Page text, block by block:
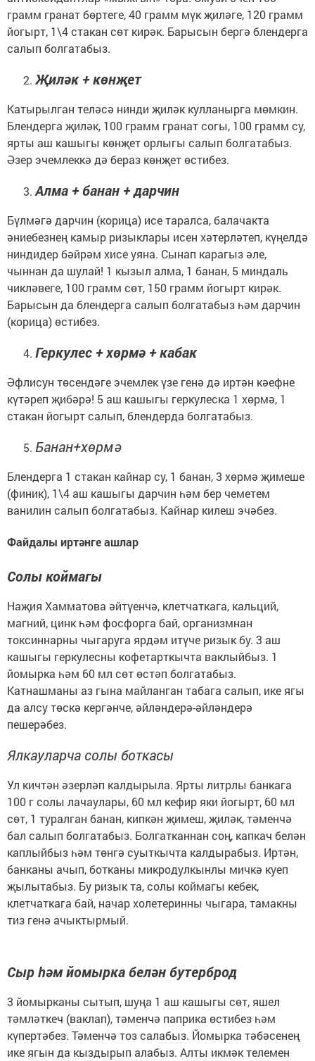
грамм гранат бөртеге, 40 грамм мүк җиләге, 120 грамм
йогырт, 1\4 стакан сөт кирәк. Барысын бергә блендерга
салып болгатабыз.
Җиләк + көнҗет
Катырылган теләсә нинди җиләк кулланырга мөмкин.
Блендерга җиләк, 100 грамм гранат согы, 100 грамм су,
ярты аш кашыгы көнҗет орлыгы салып болгатабыз.
Әзер эчемлеккә дә бераз көнҗет өстибез.
Алма + банан + дарчин
Бүлмәгә дарчин (корица) исе таралса, балачакта
әниебезнең камыр ризыклары исен хәтерләтеп, күңелдә
ниндидер бәйрәм хисе уяна. Сынап карагыз әле,
чыннан да шулай! 1 кызыл алма, 1 банан, 5 миндаль
чикләвеге, 100 грамм сөт, 150 грамм йогырт кирәк.
Барысын да блендерга салып болгатабыз һәм дарчин
(корица) өстибез.
Геркулес + хөрмә + кабак
Әфлисун төсендәге эчемлек үзе генә дә иртән кәефне
күтәреп җибәрә! 5 аш кашыгы геркулеска 1 хөрмә, 1
стакан йогырт салып, блендерда болгатабыз.
Банан+хөрмә
Блендерга 1 стакан кайнар су, 1 банан, 3 хөрмә җимеше
(финик), 1\4 аш кашыгы дарчин һәм бер чеметем
ванилин салып болгатабыз. Кайнар килеш эчәбез.
Файдалы иртәнге ашлар
Солы коймагы
Наҗия Хамматова әйтүенчә, клетчаткага, кальций,
магний, цинк һәм фосфорга бай, организмнан
токсиннарны чыгаруга ярдәм итүче ризык бу. 3 аш
кашыгы геркулесны кофетарткычта ваклыйбыз. 1
йомырка һәм 60 мл сөт өстәп болгатабыз.
Катнашманы аз гына майланган табага салып, ике ягы
да алсу төскә кергәнче, әйләндерә-әйләндерә
пешерәбез.
Ялкауларча солы боткасы
Ул кичтән әзерләп калдырыла. Ярты литрлы банкага
100 г солы лачаулары, 60 мл кефир яки йогырт, 60 мл
сөт, 1 туралган банан, кипкән җимеш, җиләк, тәменчә
бал салып болгатабыз. Болгатканнан соң, капкач белән
каплыйбыз һәм төнгә суыткычта калдырабыз. Иртән,
банканы ачып, ботканы микродулкынлы мичкә куеп
җылытабыз. Бу ризык та, солы коймагы кебек,
клетчаткага бай, начар холетеринны чыгара, тамакны
тиз генә ачыктырмый.
Сыр һәм йомырка белән бутерброд
3 йомырканы сытып, шуңа 1 аш кашыгы сөт, яшел
тәмләткеч (ваклап), тәменчә паприка өстибез һәм
күпертәбез. Тәменчә тоз салабыз. Йомырка тәбәсенең
ике ягын да кыздырып алабыз. Алты икмәк телемен